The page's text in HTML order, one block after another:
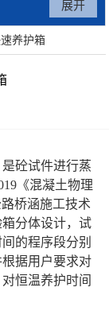
展开
养护箱
砼试件进行蒸
《混凝土物理
桥涵施工技术
分体设计，试
的程序段分别
据用户要求对
恒温养护时间